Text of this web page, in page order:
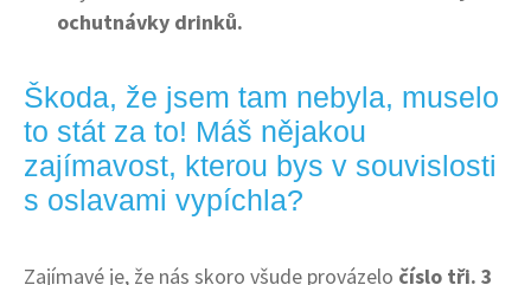
ochutnávky drinků.
Škoda, že jsem tam nebyla, muselo
to stát za to! Máš nějakou
zajímavost, kterou bys v souvislosti
s oslavami vypíchla?
Zajímavé je, že nás skoro všude provázelo číslo tři. 3